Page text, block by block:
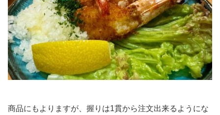
商品にもよりますが、握りは1貫から注文出来るようにな